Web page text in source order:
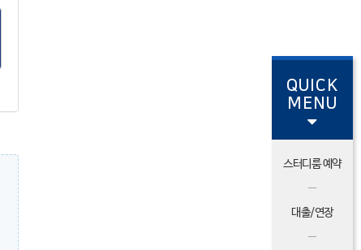
QUICK
MENU
스터디룸 예약
대출/연장